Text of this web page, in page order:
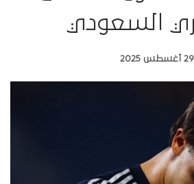
السعودي
29 أغسطس 2025